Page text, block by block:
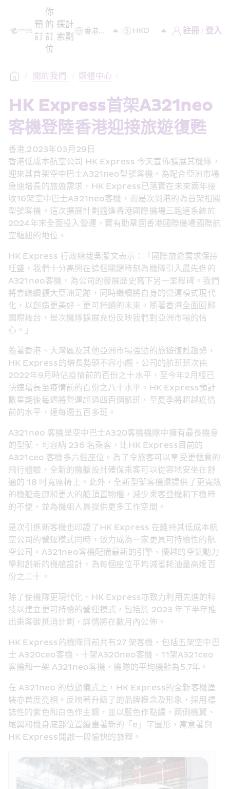
預
訂
你
的
訂
位
探
索
計
劃
註冊 / 登入
/ 關於我們 / 媒體中心 /
HK Express首架A321neo
客機登陸香港迎接旅遊復甦
香港,2023年03月29日
香港低成本航空公司 HK Express 今天宣佈擴展其機隊，
迎來其首架空中巴士A321neo型號客機。為配合亞洲市場
急速增長的旅遊需求，HK Express已落實在未來兩年接
收16架空中巴士A321neo客機，而是次到港的為首架相關
型號客機。這次擴展計劃適逢香港國際機場三跑道系統於
2024年末全面投入營運，實有助鞏固香港國際機場國際航
空樞紐的地位。
HK Express 行政總裁吳潔文表示：「國際旅遊需求保持
旺盛，我們十分高興在這個關鍵時刻為機隊引入最先進的
A321neo客機，為公司的發展歷史寫下另一里程碑。我們
將會繼續擴大亞洲足跡，同時繼續將自身的營運模式現代
化，以創造更美好、更可持續的未來。隨著香港全面回歸
國際舞台，是次機隊擴展充份反映我們對亞洲市場的信
心。」
隨著香港、大灣區及其他亞洲市場強勁的旅遊復甦趨勢，
HK Express的增長勢頭不容小覷，公司的航班班次由
2022年9月時佔疫情前的百份之十水平，至今年2月經已
快速增長至疫情前的百份之八十水平。HK Express預計
數星期後每週將營運超過四百個航班，至夏季將超越疫情
前的水平，達每週五百多班。
A321neo 客機是空中巴士A320客機機隊中擁有最長機身
的型號，可容納 236 名乘客，比HK Express目前的
A321ceo 客機多六個座位。為了令旅客可以享受更愜意的
飛行體驗，全新的機艙設計確保乘客可以從容地安坐在舒
適的 18 吋寬座椅上。此外，全新型號客機還提供了更寬敞
的機艙走廊和更大的艙頂置物櫃，減少乘客登機和下機時
的不便，並為機組人員提供更多工作空間。
是次引進新客機也印證了HK Express 在維持其低成本航
空公司的營運模式同時，致力成為一家更具可持續性的航
空公司。A321neo客機配備最新的引擎、優越的空氣動力
學和創新的機艙設計，為每個座位平均減省耗油量高達百
份之二十。
除了使機隊更現代化，HK Express亦致力利用先進的科
技以建立更可持續的營運模式，包括於 2023 年下半年推
出乘客碳抵消計劃，詳情將在數月內公佈。
HK Express的機隊目前共有27 架客機，包括五架空中巴
士 A320ceo客機、十架A320neo客機、11架A321ceo
客機和一架 A321neo客機，機隊的平均機齡為5.7年。
在 A321neo 的啟動儀式上，HK Express的全新客機塗
裝亦首度亮相。反映著升級了的品牌槪念及形象，採用標
誌性的紫色和白色作主調，並以藍色作點綴，兩側機翼、
尾翼和機身底部位置繪畫著新的「e」字圖形，寓意著與
HK Express開啟一段愉快的旅程。